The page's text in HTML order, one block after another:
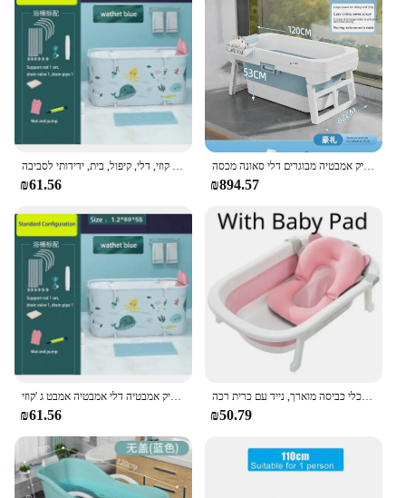
₪61.56
אמבטיה מתקפל נייד ילדים שחייה פלסטיק אמבטיה מבוגרים דלי סאונה מכסה banheira dobayta הבית אמבטיה
₪894.57
אמבטיה מתקפל נייד לילדים מבוגרים בריכת שחיה גדולה פלסטיק אמבטיה דלי אמבטיה אמבט ג 'קוזי
₪61.56
אמבטיה מתקפלת לתינוק, כלי כביסה מוארך, נייד עם כרית רכה
₪50.79